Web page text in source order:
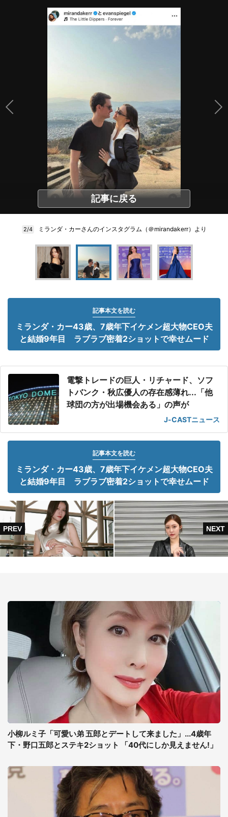
記事に戻る
2/4 ミランダ・カーさんのインスタグラム（＠mirandakerr）より
記事本文を読む
ミランダ・カー43歳、7歳年下イケメン超大物CEO夫
と結婚9年目 ラブラブ密着2ショットで幸せムード
電撃トレードの巨人・リチャード、ソフ
トバンク・秋広優人の存在感薄れ...「他
球団の方が出場機会ある」の声が
J-CASTニュース
記事本文を読む
ミランダ・カー43歳、7歳年下イケメン超大物CEO夫
と結婚9年目 ラブラブ密着2ショットで幸せムード
小柳ルミ子「可愛い弟 五郎とデートして来ました」...4歳年
下・野口五郎とステキ2ショット 「40代にしか見えません!」